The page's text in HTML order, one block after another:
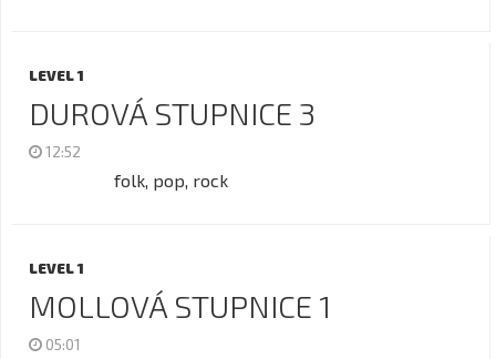
LEVEL 1
DUROVÁ STUPNICE 3
12:52
folk, pop, rock
LEVEL 1
MOLLOVÁ STUPNICE 1
05:01